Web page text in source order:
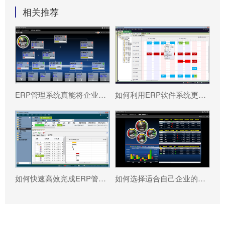
相关推荐
ERP管理系统真能将企业数据转化为可执行决策吗? 如何利用ERP软件系统更好提升企业运营效率?
如何快速高效完成ERP管理系统配置? 如何选择适合自己企业的ERP软件?